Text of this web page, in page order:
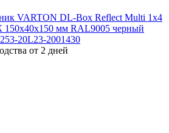
VARTON DL-Box Reflect Multi 1x4
150х40х150 мм RAL9005 черный
20L23-2001430
от 2 дней